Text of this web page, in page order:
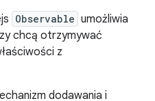
Observable umożliwia
chcą otrzymywać
z
dodawania i